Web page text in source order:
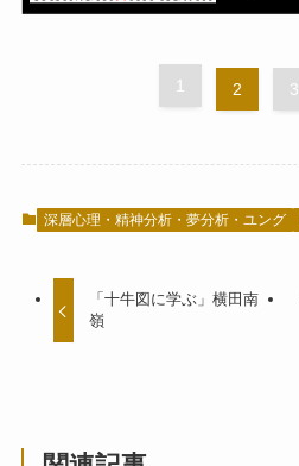
1 2 3
深層心理・精神分析・夢分析・ユング
「十牛図に学ぶ」横田南
嶺